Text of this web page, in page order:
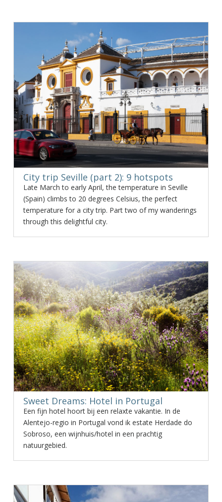
City trip Seville (part 2): 9 hotspots
Late March to early April, the temperature in Seville
(Spain) climbs to 20 degrees Celsius, the perfect
temperature for a city trip. Part two of my wanderings
through this delightful city.
Sweet Dreams: Hotel in Portugal
Een fijn hotel hoort bij een relaxte vakantie. In de
Alentejo-regio in Portugal vond ik estate Herdade do
Sobroso, een wijnhuis/hotel in een prachtig
natuurgebied.